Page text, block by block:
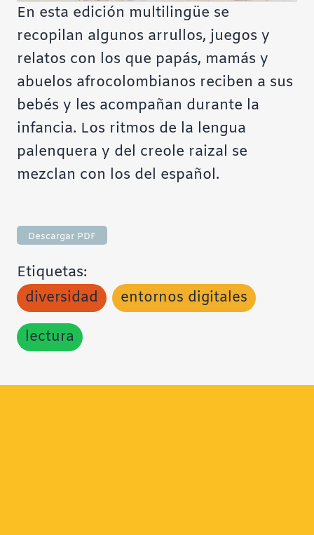
En esta edición multilingüe se
recopilan algunos arrullos, juegos y
relatos con los que papás, mamás y
abuelos afrocolombianos reciben a sus
bebés y les acompañan durante la
infancia. Los ritmos de la lengua
palenquera y del creole raizal se
mezclan con los del español.
Descargar PDF
Etiquetas:
diversidad
entornos digitales
lectura